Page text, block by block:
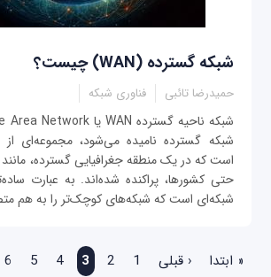
شبکه گسترده (WAN) چیست؟
حمیدرضا تائبی فناوری شبکه
شبکه گسترده نامیده می‌شود، مجموعه‌ای از
است که در یک منطقه جغرافیایی گسترده، مانند
حتی کشورها، پراکنده شده‌اند. به عبارت
شبکه‌ای است که شبکه‌های کوچک‌تر را به هم
صفحه‌ها
« ابتدا ‹ قبلی 1
2
3
4
5
6